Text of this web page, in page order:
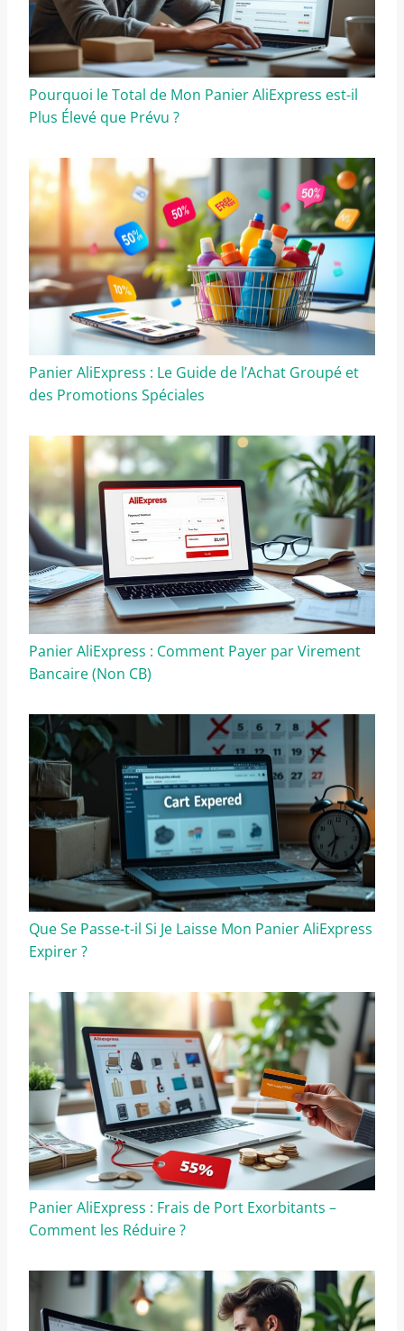
Pourquoi le Total de Mon Panier AliExpress est-il
Plus Élevé que Prévu ?
Panier AliExpress : Le Guide de l’Achat Groupé et
des Promotions Spéciales
Panier AliExpress : Comment Payer par Virement
Bancaire (Non CB)
Que Se Passe-t-il Si Je Laisse Mon Panier AliExpress
Expirer ?
Panier AliExpress : Frais de Port Exorbitants –
Comment les Réduire ?